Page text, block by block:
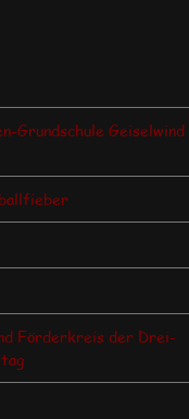
Grundschule Geiselwind
Förderkreis der Drei-